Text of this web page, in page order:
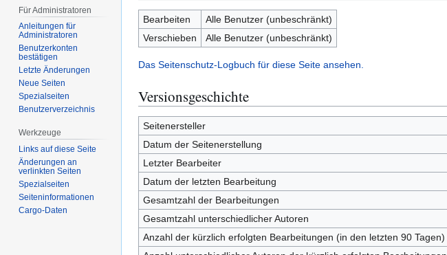
Bearbeiten
Alle Benutzer (unbeschränkt)
Verschieben
Alle Benutzer (unbeschränkt)
Das Seitenschutz-Logbuch für diese Seite ansehen.
Versionsgeschichte
Seitenersteller
Datum der Seitenerstellung
Letzter Bearbeiter
Datum der letzten Bearbeitung
Gesamtzahl der Bearbeitungen
Gesamtzahl unterschiedlicher Autoren
Anzahl der kürzlich erfolgten Bearbeitungen (in den letzten 90 Tagen)
Für Administratoren
Anleitungen für
Administratoren
Benutzerkonten
bestätigen
Letzte Änderungen
Neue Seiten
Spezialseiten
Benutzerverzeichnis
Werkzeuge
Links auf diese Seite
Änderungen an
verlinkten Seiten
Spezialseiten
Seiten­­informationen
Cargo-Daten